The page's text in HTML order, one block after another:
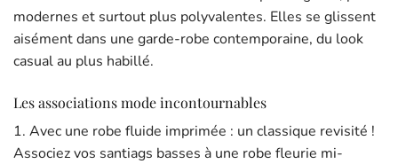
modernes et surtout plus polyvalentes. Elles se glissent
aisément dans une garde-robe contemporaine, du look
casual au plus habillé.
Les associations mode incontournables
1. Avec une robe fluide imprimée : un classique revisité !
Associez vos santiags basses à une robe fleurie mi-